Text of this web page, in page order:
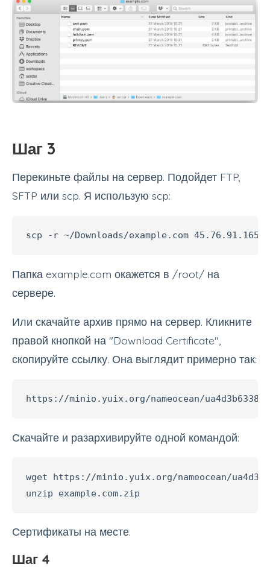
Шаг 3
Перекиньте файлы на сервер. Подойдет FTP,
SFTP или scp. Я использую scp:
scp -r ~/Downloads/example.com
Папка example.com окажется в /root/ на
сервере.
Или скачайте архив прямо на сервер. Кликните
правой кнопкой на "Download Certificate",
скопируйте ссылку. Она выглядит примерно так:
https://minio.yuix.org/nameocean/
Скачайте и разархивируйте одной командой:
wget https://minio.yuix.org/nameocean/
unzip example.com.zip
Сертификаты на месте.
Шаг 4